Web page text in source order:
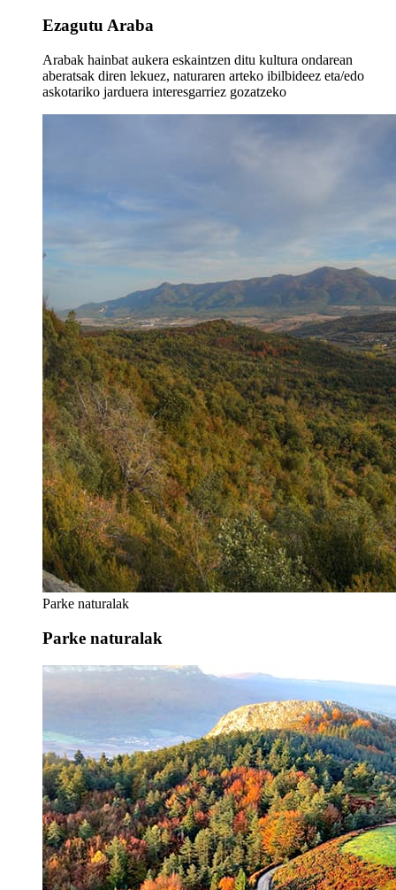
Ezagutu Araba
Arabak hainbat aukera eskaintzen ditu kultura ondarean
aberatsak diren lekuez, naturaren arteko ibilbideez eta/edo
askotariko jarduera interesgarriez gozatzeko
Parke naturalak
Parke naturalak